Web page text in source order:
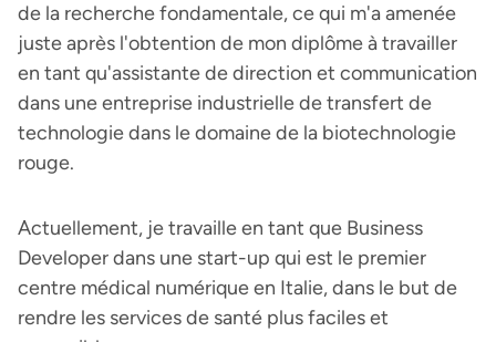
de la recherche fondamentale, ce qui m'a amenée
juste après l'obtention de mon diplôme à travailler
en tant qu'assistante de direction et communication
dans une entreprise industrielle de transfert de
technologie dans le domaine de la biotechnologie
rouge.
Actuellement, je travaille en tant que Business
Developer dans une start-up qui est le premier
centre médical numérique en Italie, dans le but de
rendre les services de santé plus faciles et